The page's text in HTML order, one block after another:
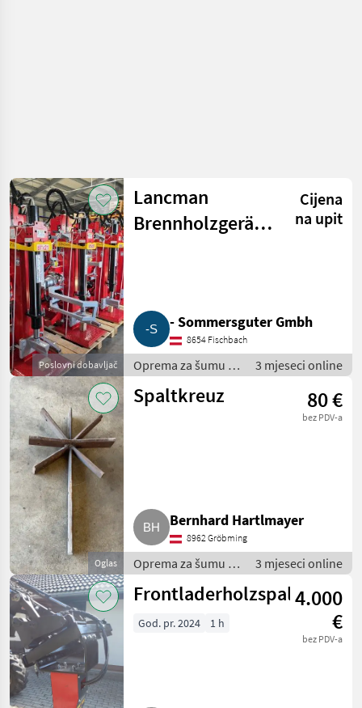
Poslovni dobavljač
Lancman
Brennholzgeräte,
Cijena
na upit
- Sommersguter Gmbh
8654 Fischbach
Oprema za šumu i
obradu drveta /
Rezači drva
3 mjeseci online
Oglas
Spaltkreuz 80 €
bez PDV-a
Bernhard Hartlmayer
8962 Gröbming
Oprema za šumu i
obradu drveta /
Rezači drva
3 mjeseci online
Frontladerholzspalter4.000
€
bez PDV-a
God. pr. 2024 1 h